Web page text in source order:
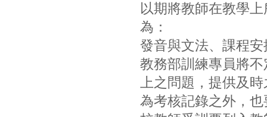
以期將教師在教學
為：
發音與文法、課程
教務部訓練專員將
上之問題，提供及
為考核記錄之外，